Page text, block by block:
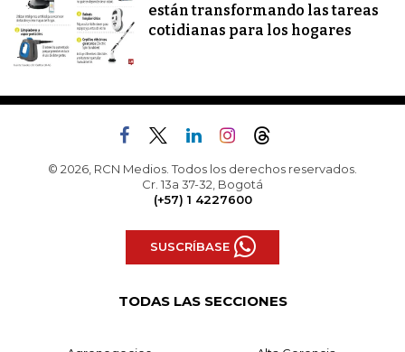
están transformando las tareas
cotidianas para los hogares
© 2026, RCN Medios. Todos los derechos reservados.
Cr. 13a 37-32, Bogotá
(+57) 1 4227600
SUSCRÍBASE
TODAS LAS SECCIONES